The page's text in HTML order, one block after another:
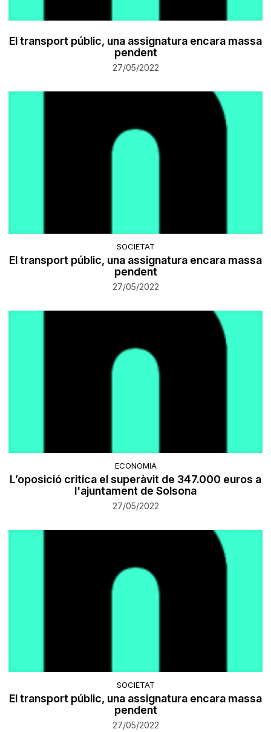
El transport públic, una assignatura encara massa
pendent
27/05/2022
SOCIETAT
El transport públic, una assignatura encara massa
pendent
27/05/2022
ECONOMIA
L’oposició critica el superàvit de 347.000 euros a
l'ajuntament de Solsona
27/05/2022
SOCIETAT
El transport públic, una assignatura encara massa
pendent
27/05/2022